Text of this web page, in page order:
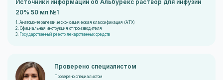
Источники информации об Альбурекс раствор для инфузий
20% 50 мл №1
1. Анатомо-терапевтическо-химическая классификация (ATX)
2. Официальная инструкция от производителя
3.
Государственный реестр лекарственных средств
Проверено специалистом
Проверено специалистом